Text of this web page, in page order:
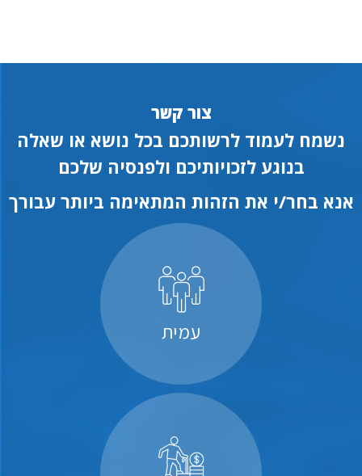
צור קשר
נשמח לעמוד לרשותכם בכל נושא או שאלה
בנוגע לזכויותיכם ולפנסיה שלכם
אנא בחר/י את הזהות המתאימה ביותר עבורך
עמית